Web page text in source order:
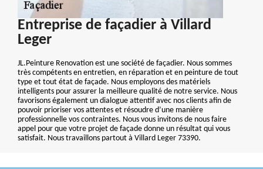
Entreprise de façadier à Villard
Leger
JL.Peinture Renovation est une société de façadier. Nous sommes
très compétents en entretien, en réparation et en peinture de tout
type et tout état de façade. Nous employons des matériels
intelligents pour assurer la meilleure qualité de notre service. Nous
favorisons également un dialogue attentif avec nos clients afin de
pouvoir prioriser vos attentes et résoudre d’une manière
professionnelle vos contraintes. Nous vous invitons de nous faire
appel pour que votre projet de façade donne un résultat qui vous
satisfait. Nous travaillons partout à Villard Leger 73390.